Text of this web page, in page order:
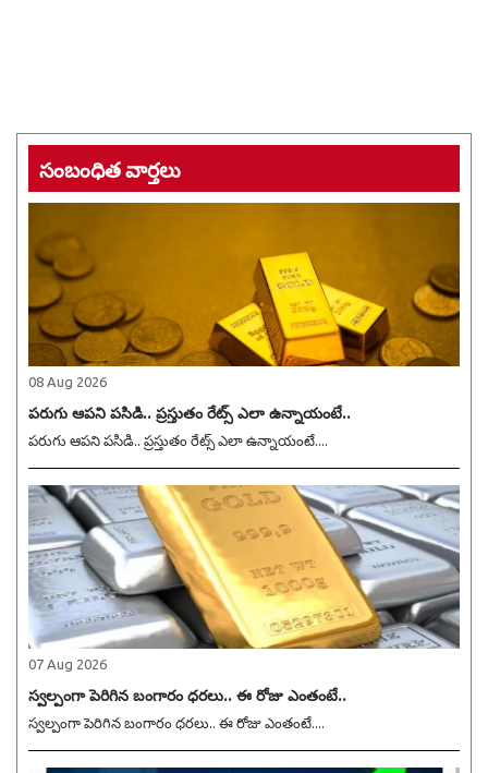
సంబంధిత వార్తలు
08 Aug 2026
పరుగు ఆపని పసిడి.. ప్రస్తుతం రేట్స్ ఎలా ఉన్నాయంటే..
పరుగు ఆపని పసిడి.. ప్రస్తుతం రేట్స్ ఎలా ఉన్నాయంటే....
07 Aug 2026
స్వల్పంగా పెరిగిన బంగారం ధరలు.. ఈ రోజు ఎంతంటే..
స్వల్పంగా పెరిగిన బంగారం ధరలు.. ఈ రోజు ఎంతంటే....